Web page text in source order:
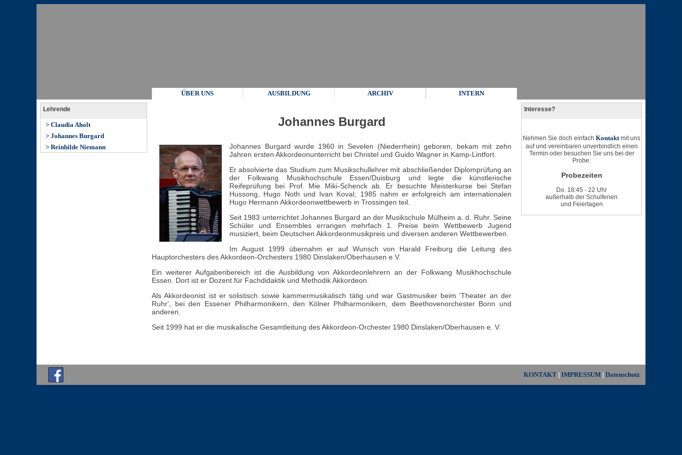
ÜBER UNS AUSBILDUNG ARCHIV INTERN
Lehrende
> Claudia Aholt
> Johannes Burgard
> Reinhilde Niemann
Johannes Burgard
Johannes Burgard wurde 1960 in Sevelen (Niederrhein) geboren, bekam mit zehn
Jahren ersten Akkordeonunterricht bei Christel und Guido Wagner in Kamp-Lintfort.
Er absolvierte das Studium zum Musikschullehrer mit abschließender Diplomprüfung an
der Folkwang Musikhochschule Essen/Duisburg und legte die künstlerische
Reifeprüfung bei Prof. Mie Miki-Schenck ab. Er besuchte Meisterkurse bei Stefan
Hussong, Hugo Noth und Ivan Koval; 1985 nahm er erfolgreich am internationalen
Hugo Hermann Akkordeonwettbewerb in Trossingen teil.
Seit 1983 unterrichtet Johannes Burgard an der Musikschule Mülheim a. d. Ruhr. Seine
Schüler und Ensembles errangen mehrfach 1. Preise beim Wettbewerb Jugend
musiziert, beim Deutschen Akkordeonmusikpreis und diversen anderen Wettbewerben.
Im August 1999 übernahm er auf Wunsch von Harald Freiburg die Leitung des
Hauptorchesters des Akkordeon-Orchesters 1980 Dinslaken/Oberhausen e.V.
Ein weiterer Aufgabenbereich ist die Ausbildung von Akkordeonlehrern an der Folkwang Musikhochschule
Essen. Dort ist er Dozent für Fachdidaktik und Methodik Akkordeon.
Als Akkordeonist ist er solistisch sowie kammermusikalisch tätig und war Gastmusiker beim 'Theater an der
Ruhr', bei den Essener Philharmonikern, den Kölner Philharmonikern, dem Beethovenorchester Bonn und
anderen.
Seit 1999 hat er die musikalische Gesamtleitung des Akkordeon-Orchester 1980 Dinslaken/Oberhausen e. V.
Interesse?
Nehmen Sie doch einfach Kontaktmit uns
auf und vereinbaren unverbindlich einen
Termin oder besuchen Sie uns bei der
Probe:
Probezeiten
Do. 18:45 - 22 Uhr
außerhalb der Schulferien
und Feiertagen
KONTAKT IMPRESSUM Datenschutz